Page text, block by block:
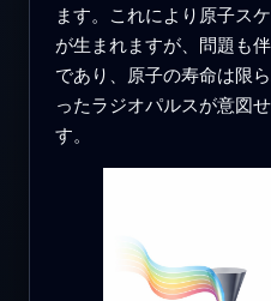
ます。これにより原子ス
が生まれますが、問題も
であり、原子の寿命は限
ったラジオパルスが意図
す。